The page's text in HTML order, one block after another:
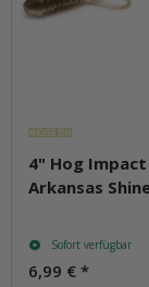
4" Hog Impact
Arkansas
Sofort verfügbar
6,99 € *